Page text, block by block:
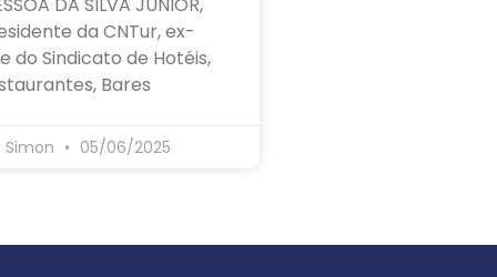
DA SILVA JUNIOR,
da CNTur, ex-
do Sindicato de Hotéis,
Bares
Simon 05/06/2025